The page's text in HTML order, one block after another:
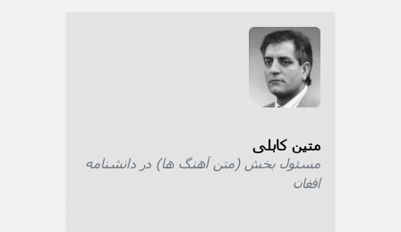
متین کابلی
مسئول بخش (متن آهنگ ها) در دانشنامه
افغان